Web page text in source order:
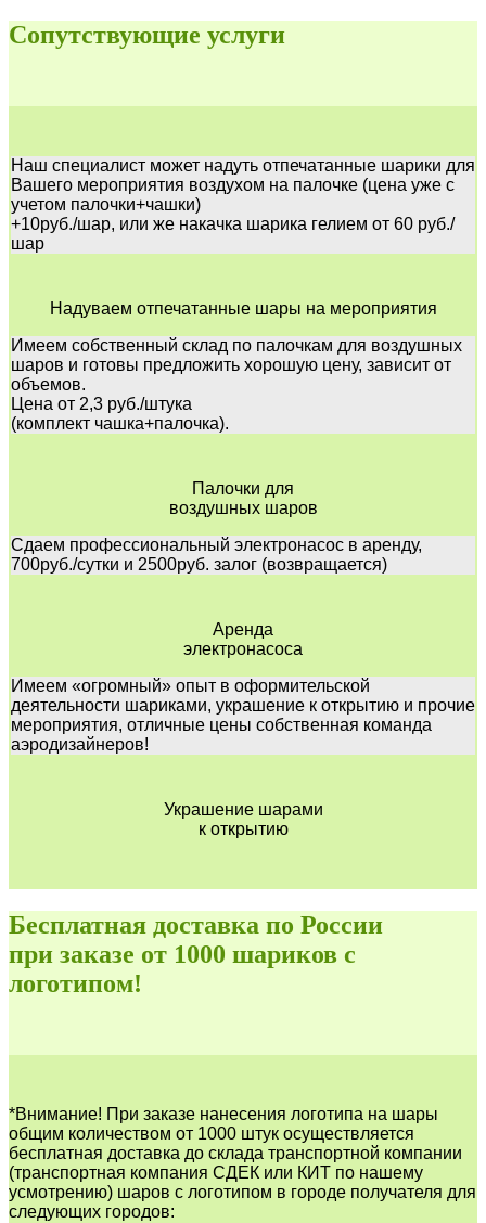
Сопутствующие услуги
Наш специалист может надуть отпечатанные шарики для
Вашего мероприятия воздухом на палочке (цена уже с
учетом палочки+чашки)
+10руб./шар, или же накачка шарика гелием от 60 руб./
шар
Надуваем отпечатанные шары на мероприятия
Имеем собственный склад по палочкам для воздушных
шаров и готовы предложить хорошую цену, зависит от
объемов.
Цена от 2,3 руб./штука
(комплект чашка+палочка).
Палочки для
воздушных шаров
Сдаем профессиональный электронасос в аренду,
700руб./сутки и 2500руб. залог (возвращается)
Аренда
электронасоса
Имеем «огромный» опыт в оформительской
деятельности шариками, украшение к открытию и прочие
мероприятия, отличные цены собственная команда
аэродизайнеров!
Украшение шарами
к открытию
Бесплатная доставка по России
при заказе от 1000 шариков с
логотипом!
*Внимание! При заказе нанесения логотипа на шары
общим количеством от 1000 штук осуществляется
бесплатная доставка до склада транспортной компании
(транспортная компания СДЕК или КИТ по нашему
усмотрению) шаров с логотипом в городе получателя для
следующих городов: